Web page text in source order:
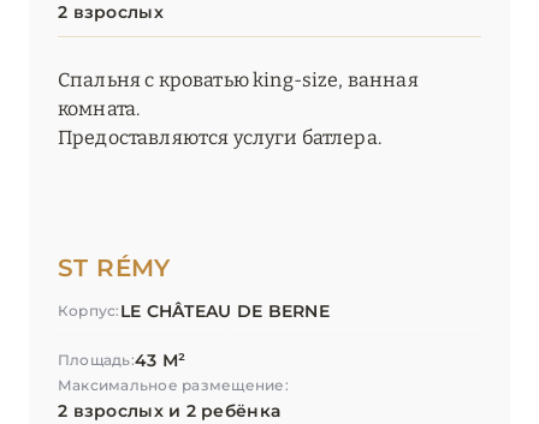
2 взрослых
Спальня с кроватью king-size, ванная
комната.
Предоставляются услуги батлера.
ST RÉMY
Корпус: LE CHÂTEAU DE BERNE
Площадь:43 М²
Максимальное размещение:
2 взрослых и 2 ребёнка